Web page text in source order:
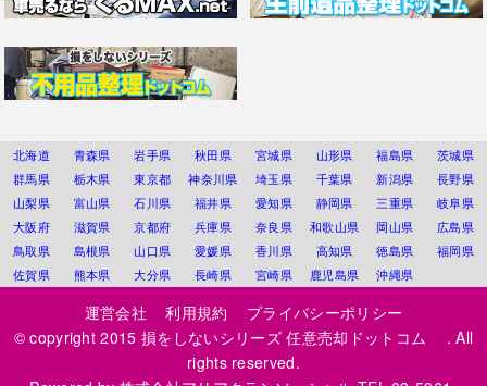
北海道 青森県 岩手県 秋田県 宮城県 山形県 福島県
茨城県
群馬県
栃木県 東京都 神奈川県 埼玉県 千葉県 新潟県
長野県
山梨県
富山県 石川県 福井県 愛知県 静岡県 三重県
岐阜県
大阪府
滋賀県 京都府 兵庫県 奈良県 和歌山県 岡山県
広島県
鳥取県
島根県 山口県 愛媛県 香川県 高知県 徳島県
福岡県
佐賀県
熊本県 大分県 長崎県 宮崎県 鹿児島県 沖縄県
運営会社 利用規約
プライバシーポリシー
© copyright 2015損をしないシリーズ 任意売却ドットコム
. All
rights reserved.